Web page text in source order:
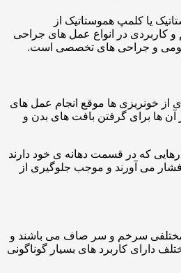
یا کلمپ هموستاتیک از
و کاربردی در انواع عمل های جراحی
و جراحی های تخصصی است.
از خونریزی ها موقع انجام عمل های
ها برای گرفتن بافت های بدن و
که در قسمت دهانه ی خود دارند
می آورند و موجب جلوگیری از
مختلفی سرخم و سر صاف می باشند و
دارای کاربرد های بسیار گوناگونی